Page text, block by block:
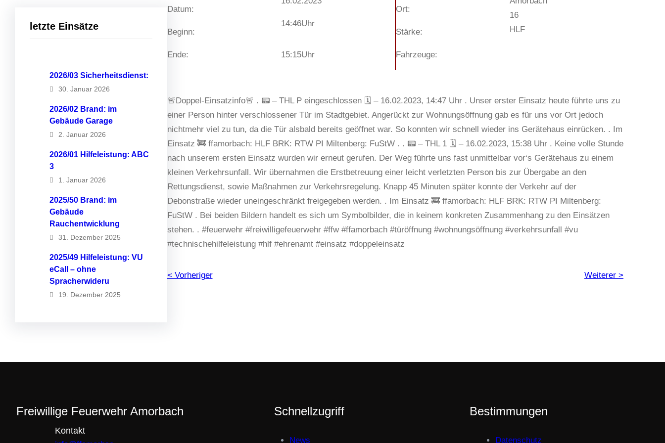
letzte Einsätze
2026/03 Sicherheitsdienst:
30. Januar 2026
2026/02 Brand: im
Gebäude Garage
2. Januar 2026
2026/01 Hilfeleistung: ABC
3
1. Januar 2026
2025/50 Brand: im
Gebäude
Rauchentwicklung
31. Dezember 2025
2025/49 Hilfeleistung: VU
eCall – ohne
Spracherwideru
19. Dezember 2025
Datum:
Beginn:
Ende:
14:46Uhr
15:15Uhr
Ort:
Stärke:
Fahrzeuge:
16
HLF
🚨Doppel-Einsatzinfo🚨 . 📟 – THL P eingeschlossen 🗓 – 16.02.2023, 14:47 Uhr . Unser erster Einsatz heute führte uns zu
einer Person hinter verschlossener Tür im Stadtgebiet. Angerückt zur Wohnungsöffnung gab es für uns vor Ort jedoch
nichtmehr viel zu tun, da die Tür alsbald bereits geöffnet war. So konnten wir schnell wieder ins Gerätehaus einrücken. . Im
Einsatz 🚒 ffamorbach: HLF BRK: RTW PI Miltenberg: FuStW . . 📟 – THL 1 🗓 – 16.02.2023, 15:38 Uhr . Keine volle Stunde
nach unserem ersten Einsatz wurden wir erneut gerufen. Der Weg führte uns fast unmittelbar vor‘s Gerätehaus zu einem
kleinen Verkehrsunfall. Wir übernahmen die Erstbetreuung einer leicht verletzten Person bis zur Übergabe an den
Rettungsdienst, sowie Maßnahmen zur Verkehrsregelung. Knapp 45 Minuten später konnte der Verkehr auf der
Debonstraße wieder uneingeschränkt freigegeben werden. . Im Einsatz 🚒 ffamorbach: HLF BRK: RTW PI Miltenberg:
FuStW . Bei beiden Bildern handelt es sich um Symbolbilder, die in keinem konkreten Zusammenhang zu den Einsätzen
stehen. . #feuerwehr #freiwilligefeuerwehr #ffw #ffamorbach #türöffnung #wohnungsöffnung #verkehrsunfall #vu
#technischehilfeleistung #hlf #ehrenamt #einsatz #doppeleinsatz
< Vorheriger Weiterer >
Freiwillige Feuerwehr Amorbach
Kontakt
Schnellzugriff
News
Bestimmungen
Datenschutz